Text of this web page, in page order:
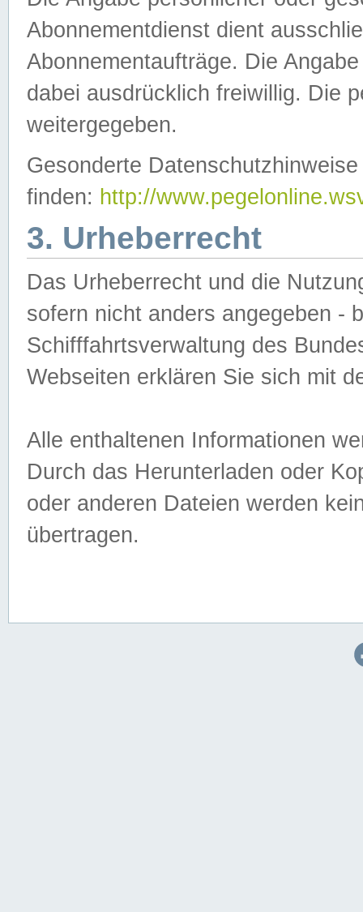
Abonnementdienst dient
Abonnementaufträge. Die
dabei ausdrücklich freiwillig. Die
weitergegeben.
Gesonderte
finden: http://
3. Urheberrecht
Das Urheberrecht und die
sofern nicht anders angegeben -
Schifffahrtsverwaltung des
Webseiten erklären Sie sich mit
Alle enthaltenen Informationen
Durch das Herunterladen oder
oder anderen Dateien werden
übertragen.